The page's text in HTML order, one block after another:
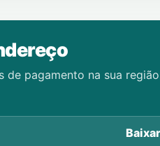
pagamento na sua